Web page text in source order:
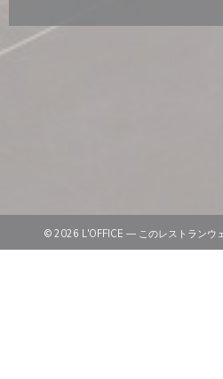
© 2026 L'OFFICE — このレストランウ